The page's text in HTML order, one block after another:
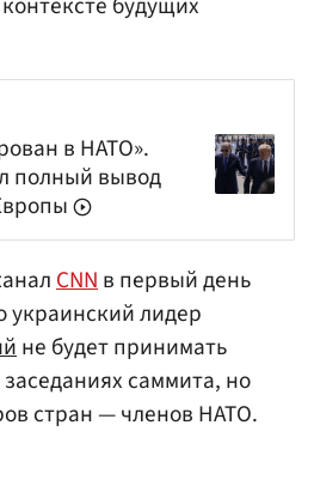
в НАТО».
полный вывод
CNNв первый день
украинский лидер
не будет принимать
саммита, но
стран — членов НАТО.